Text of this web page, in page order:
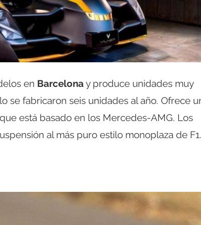
en Barcelonay produce unidades muy
se fabricaron seis unidades al año. Ofrece
está basado en los Mercedes-AMG. Los
al más puro estilo monoplaza de F1.